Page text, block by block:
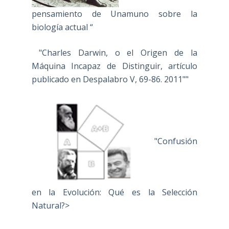
pensamiento de Unamuno sobre la
biología actual “
"Charles Darwin, o el Origen de la
Máquina Incapaz de Distinguir, artículo
publicado en Despalabro V, 69-86. 2011""
"Confusión
en la Evolución: Qué es la Selección
Natural?>